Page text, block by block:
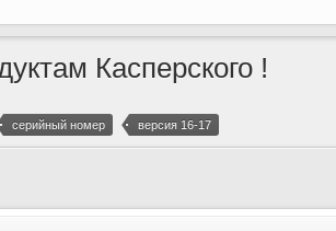
Касперского !
серийный номер версия 16-17